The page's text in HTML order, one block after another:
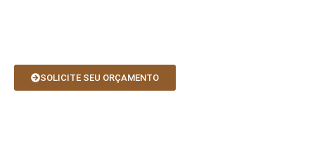
conteúdo
SOLICITE SEU ORÇAMENTO